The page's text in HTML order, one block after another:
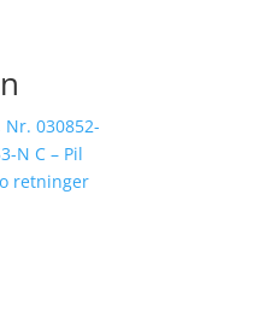
Nr. 030852-
N C – Pil
retninger